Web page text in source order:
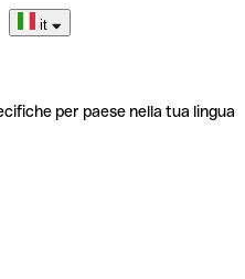
it
per paese nella tua lingua